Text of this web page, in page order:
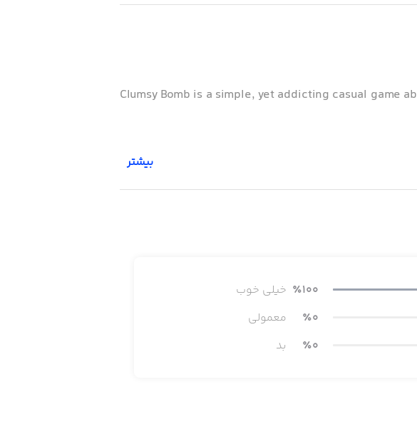
Clumsy Bomb is a simple, yet addicting casual game
بیشتر
٪100
خیلی خوب
٪0
معمولی
٪0 بد